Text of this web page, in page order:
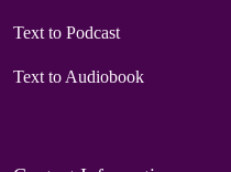
Text to Podcast
Text to Audiobook